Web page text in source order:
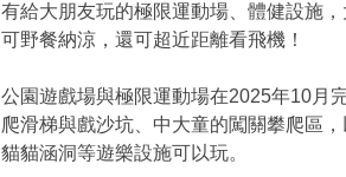
有給大朋友玩的極限運動場、體健設施
可野餐納涼，還可超近距離看飛機！
公園遊戲場與極限運動場在2025年10月
爬滑梯與戲沙坑、中大童的闖關攀爬區
貓貓涵洞等遊樂設施可以玩。